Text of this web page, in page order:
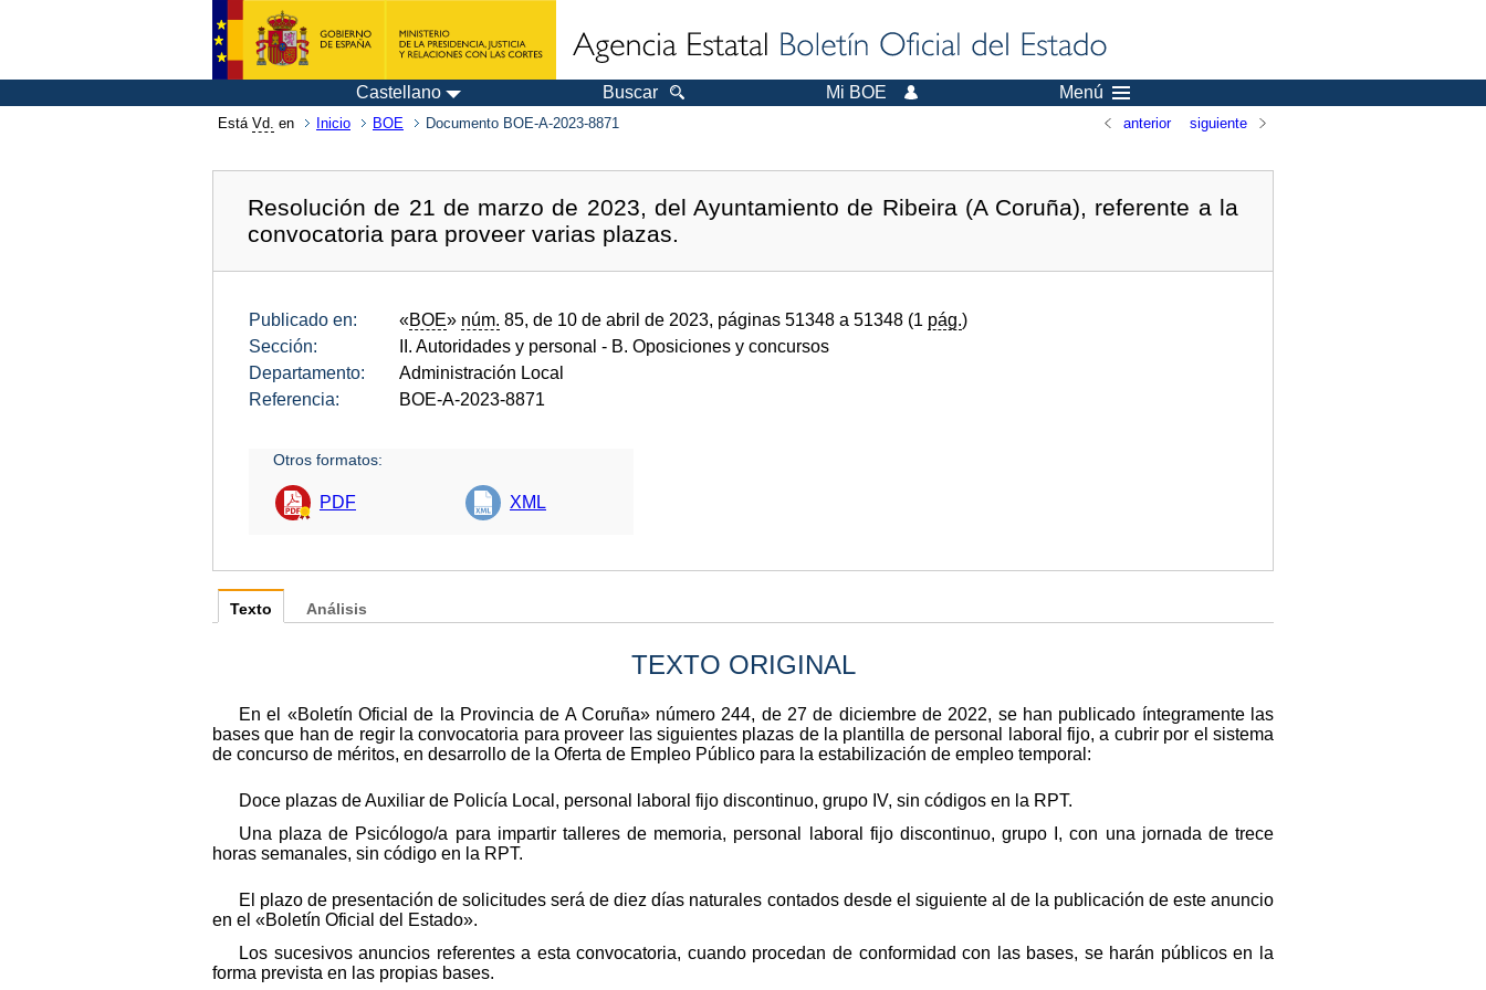
Castellano Buscar Mi BOE Menú
Está Vd. en Inicio BOE Documento BOE-A-2023-8871 anterior siguiente
Resolución de 21 de marzo de 2023, del Ayuntamiento de Ribeira (A Coruña), referente a la
convocatoria para proveer varias plazas.
Publicado en: «BOE» núm. 85, de 10 de abril de 2023, páginas 51348 a 51348 (1 pág.)
Sección:
II. Autoridades y personal - B. Oposiciones y concursos
Departamento:
Administración Local
Referencia:
BOE-A-2023-8871
Otros formatos:
PDF XML
Texto
TEXTO ORIGINAL
En el «Boletín Oficial de la Provincia de A Coruña» número 244, de 27 de diciembre de 2022, se han publicado íntegramente las
bases que han de regir la convocatoria para proveer las siguientes plazas de la plantilla de personal laboral fijo, a cubrir por el sistema
de concurso de méritos, en desarrollo de la Oferta de Empleo Público para la estabilización de empleo temporal:
Doce plazas de Auxiliar de Policía Local, personal laboral fijo discontinuo, grupo IV, sin códigos en la RPT.
Una plaza de Psicólogo/a para impartir talleres de memoria, personal laboral fijo discontinuo, grupo I, con una jornada de trece
horas semanales, sin código en la RPT.
El plazo de presentación de solicitudes será de diez días naturales contados desde el siguiente al de la publicación de este anuncio
en el «Boletín Oficial del Estado».
Los sucesivos anuncios referentes a esta convocatoria, cuando procedan de conformidad con las bases, se harán públicos en la
forma prevista en las propias bases.
Análisis